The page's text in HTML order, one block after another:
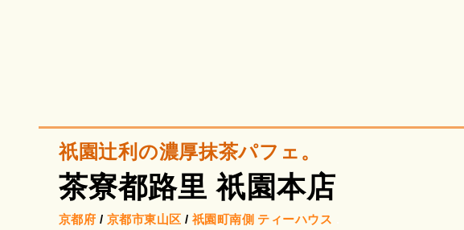
祇園辻利の濃厚抹茶パフェ。
茶寮都路里 祇園本店
京都府 / 京都市東山区 / 祇園町南側 ティーハウス